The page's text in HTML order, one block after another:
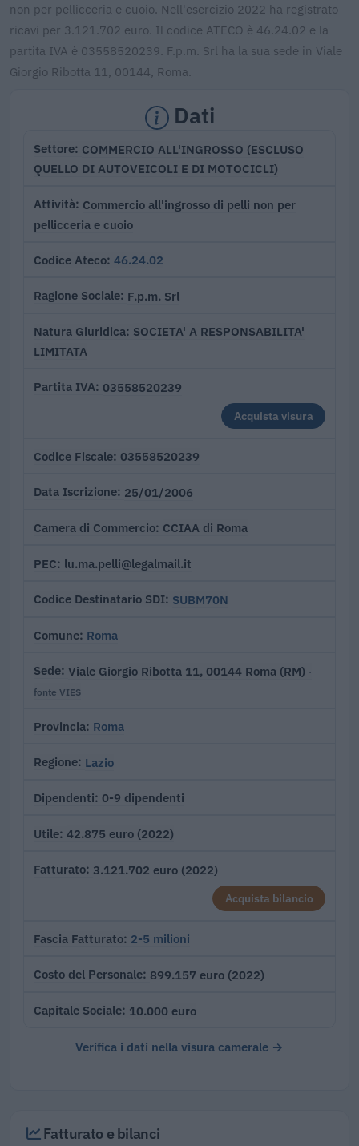
non per pellicceria e cuoio. Nell'esercizio 2022 ha registrato
ricavi per 3.121.702 euro. Il codice ATECO è 46.24.02 e la
partita IVA è 03558520239. F.p.m. Srl ha la sua sede in Viale
Giorgio Ribotta 11, 00144, Roma.
Dati
Settore COMMERCIO ALL'INGROSSO (ESCLUSO
QUELLO DI AUTOVEICOLI E DI MOTOCICLI)
Attività Commercio all'ingrosso di pelli non per
pellicceria e cuoio
Codice Ateco 46.24.02
Ragione Sociale F.p.m. Srl
Natura Giuridica SOCIETA' A RESPONSABILITA'
LIMITATA
Partita IVA 03558520239
Acquista visura
Codice Fiscale 03558520239
Data Iscrizione 25/01/2006
Camera di Commercio CCIAA di Roma
PEC lu.ma.pelli@legalmail.it
Codice Destinatario SDI SUBM70N
Comune Roma
Sede Viale Giorgio Ribotta 11, 00144 Roma (RM) ·
fonte VIES
Provincia Roma
Regione Lazio
Dipendenti 0-9 dipendenti
Utile 42.875 euro (2022)
Fatturato 3.121.702 euro (2022)
Acquista bilancio
Fascia Fatturato 2-5 milioni
Costo del Personale 899.157 euro (2022)
Capitale Sociale 10.000 euro
Verifica i dati nella visura camerale →
Fatturato e bilanci